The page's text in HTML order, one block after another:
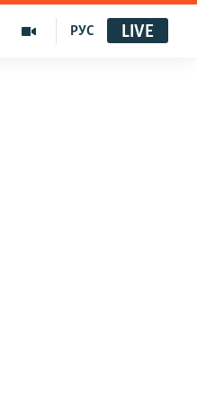
РУС LIVE